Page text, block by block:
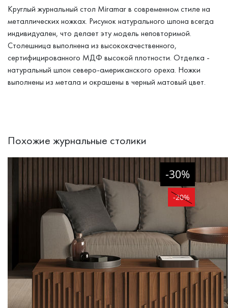
Круглый журнальный стол Miramar в современном стиле на
металлических ножках. Рисунок натурального шпона всегда
индивидуален, что делает эту модель неповторимой.
Столешница выполнена из высококачественного,
сертифицированного МДФ высокой плотности. Отделка -
натуральный шпон северо-американского ореха. Ножки
выполнены из метала и окрашены в черный матовый цвет.
Похожие журнальные столики
-30%
-20%